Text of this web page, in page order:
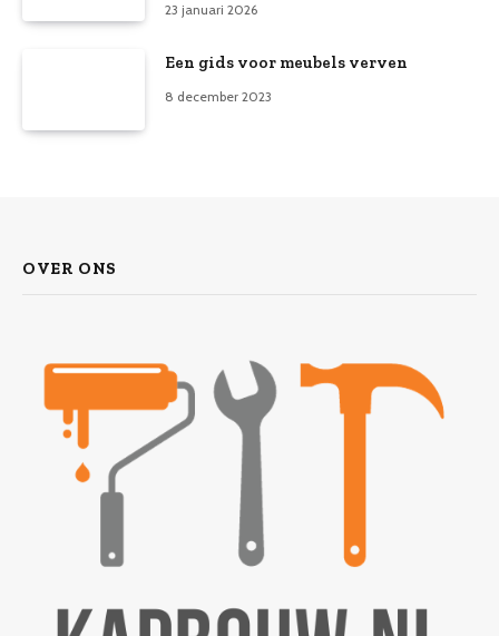
23 januari 2026
Een gids voor meubels verven
8 december 2023
OVER ONS